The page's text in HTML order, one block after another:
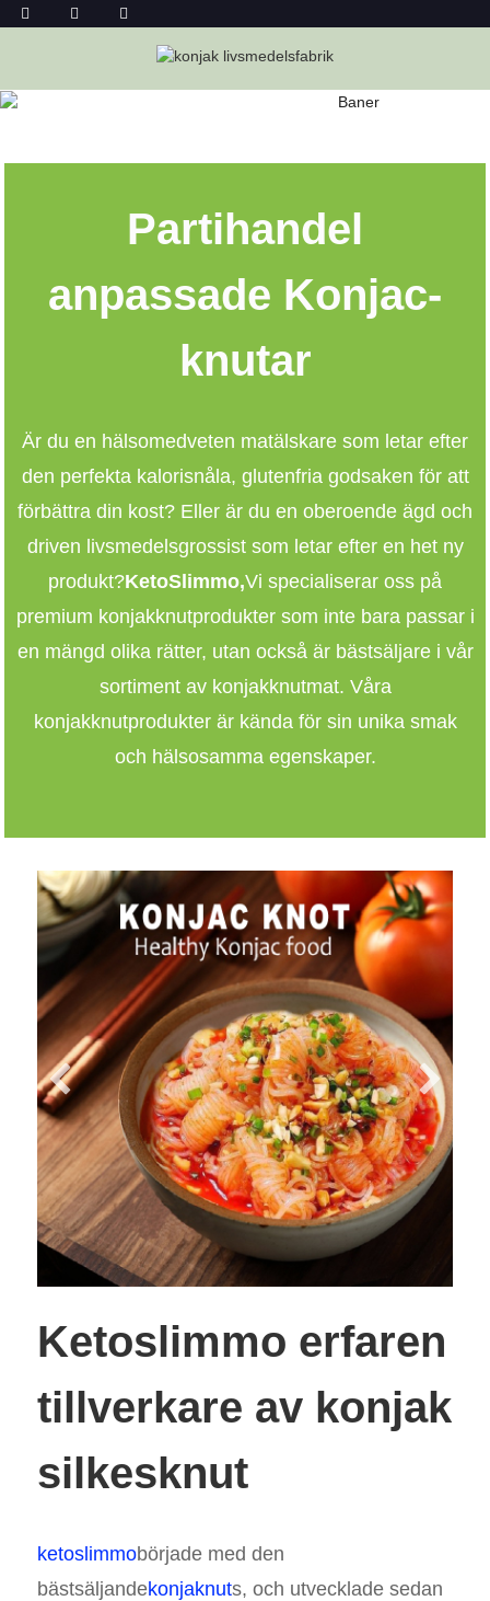
KONJAC KNUT PARTIHANDEL
Partihandel
anpassade Konjac-
knutar
Är du en hälsomedveten matälskare som letar efter
den perfekta kalorisnåla, glutenfria godsaken för att
förbättra din kost? Eller är du en oberoende ägd och
driven livsmedelsgrossist som letar efter en het ny
produkt?KetoSlimmo,Vi specialiserar oss på
premium konjakknutprodukter som inte bara passar i
en mängd olika rätter, utan också är bästsäljare i vår
sortiment av konjakknutmat. Våra
konjakknutprodukter är kända för sin unika smak
och hälsosamma egenskaper.
Ketoslimmo erfaren
tillverkare av konjak
silkesknut
ketoslimmobörjade med den
bästsäljandekonjaknuts, och utvecklade sedan